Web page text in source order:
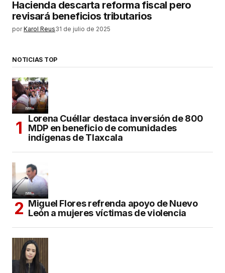
Hacienda descarta reforma fiscal pero
revisará beneficios tributarios
por Karol Reus31 de julio de 2025
NOTICIAS TOP
Lorena Cuéllar destaca inversión de 800
MDP en beneficio de comunidades
indígenas de Tlaxcala
Miguel Flores refrenda apoyo de Nuevo
León a mujeres víctimas de violencia